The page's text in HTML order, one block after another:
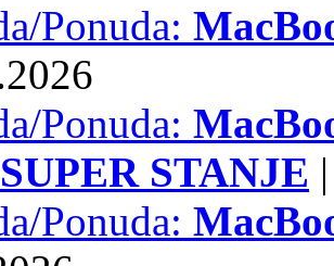
Ponuda:
Ponuda:
STANJE |
Ponuda: